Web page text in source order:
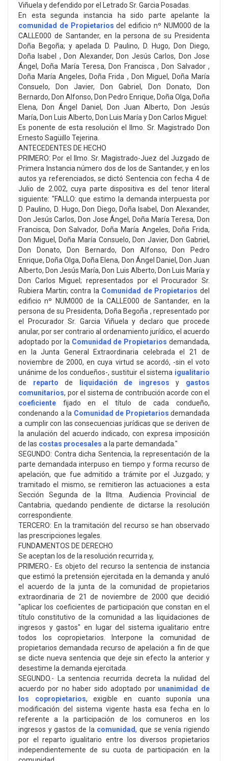
Viñuela y defendido por el Letrado Sr. Garcia Posadas.
En esta segunda instancia ha sido parte apelante la
comunidad de Propietarios del edificio nº NUM000 de la
CALLE000 de Santander, en la persona de su Presidenta
Doña Begoña; y apelada D. Paulino, D. Hugo, Don Diego,
Doña Isabel , Don Alexander, Don Jesús Carlos, Don Jose
Ángel, Doña María Teresa, Don Francisca , Don Salvador ,
Doña María Angeles, Doña Frida , Don Miguel, Doña María
Consuelo, Don Javier, Don Gabriel, Don Donato, Don
Bernardo, Don Alfonso, Don Pedro Enrique, Doña Olga, Doña
Elena, Don Ángel Daniel, Don Juan Alberto, Don Jesús
María, Don Luis Alberto, Don Luis María y Don Carlos Miguel:
Es ponente de esta resolución el Ilmo. Sr. Magistrado Don
Ernesto Sagüillo Tejerina.
ANTECEDENTES DE HECHO
PRIMERO: Por el Ilmo. Sr. Magistrado-Juez del Juzgado de
Primera Instancia número dos de los de Santander, y en los
autos ya referenciados, se dictó Sentencia con fecha 4 de
Julio de 2.002, cuya parte dispositiva es del tenor literal
siguiente: "FALLO: que estimo la demanda interpuesta por
D. Paulino, D. Hugo, Don Diego, Doña Isabel, Don Alexander,
Don Jesús Carlos, Don Jose Ángel, Doña María Teresa, Don
Francisca, Don Salvador, Doña María Angeles, Doña Frida,
Don Miguel, Doña María Consuelo, Don Javier, Don Gabriel,
Don Donato, Don Bernardo, Don Alfonso, Don Pedro
Enrique, Doña Olga, Doña Elena, Don Ángel Daniel, Don Juan
Alberto, Don Jesús María, Don Luis Alberto, Don Luis María y
Don Carlos Miguel; representados por el Procurador Sr.
Rubiera Martin; contra la Comunidad de Propietariosdel
edificio nº NUM000 de la CALLE000 de Santander, en la
persona de su Presidenta, Doña Begoña , representado por
el Procurador Sr. Garcia Viñuela y declaro que procede
anular, por ser contrario al ordenamiento jurídico, el acuerdo
adoptado por la Comunidad de Propietarios demandada,
en la Junta General Extraordinaria celebrada el 21 de
noviembre de 2000, en cuya virtud se acordó, -sin el voto
unánime de los condueños-, sustituir el sistema igualitario
de reparto de liquidación de ingresos y gastos
comunitarios, por el sistema de contribución acorde con el
coeficiente fijado en el título de cada condueño,
condenando a la Comunidad de Propietarios demandada
a cumplir con las consecuencias jurídicas que se deriven de
la anulación del acuerdo indicado, con expresa imposición
de las costas procesales a la parte demandada."
SEGUNDO: Contra dicha Sentencia, la representación de la
parte demandada interpuso en tiempo y forma recurso de
apelación, que fue admitido a trámite por el Juzgado; y
tramitado el mismo, se remitieron las actuaciones a esta
Sección Segunda de la Iltma. Audiencia Provincial de
Cantabria, quedando pendiente de dictarse la resolución
correspondiente.
TERCERO: En la tramitación del recurso se han observado
las prescripciones legales.
FUNDAMENTOS DE DERECHO
Se aceptan los de la resolución recurrida y,
PRIMERO.- Es objeto del recurso la sentencia de instancia
que estimó la pretensión ejercitada en la demanda y anuló
el acuerdo de la junta de la comunidad de propietarios
extraordinaria de 21 de noviembre de 2000 que decidió
"aplicar los coeficientes de participación que constan en el
título constitutivo de la comunidad a las liquidaciones de
ingresos y gastos" en lugar del sistema igualitario entre
todos los copropietarios. Interpone la comunidad de
propietarios demandada recurso de apelación a fin de que
se dicte nueva sentencia que deje sin efecto la anterior y
desestime la demanda ejercitada.
SEGUNDO.- La sentencia recurrida decreta la nulidad del
acuerdo por no haber sido adoptado por unanimidad de
los copropietarios, exigible en cuanto suponía una
modificación del sistema vigente hasta esa fecha en lo
referente a la participación de los comuneros en los
ingresos y gastos de la comunidad, que se venía rigiendo
por el reparto igualitario entre los diversos propietarios
independientemente de su cuota de participación en la